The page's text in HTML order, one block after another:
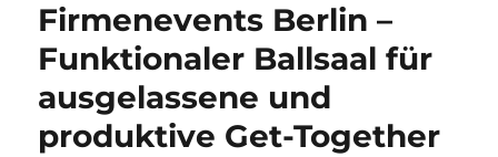
Firmenevents Berlin –
Funktionaler Ballsaal für
ausgelassene und
produktive Get-Together